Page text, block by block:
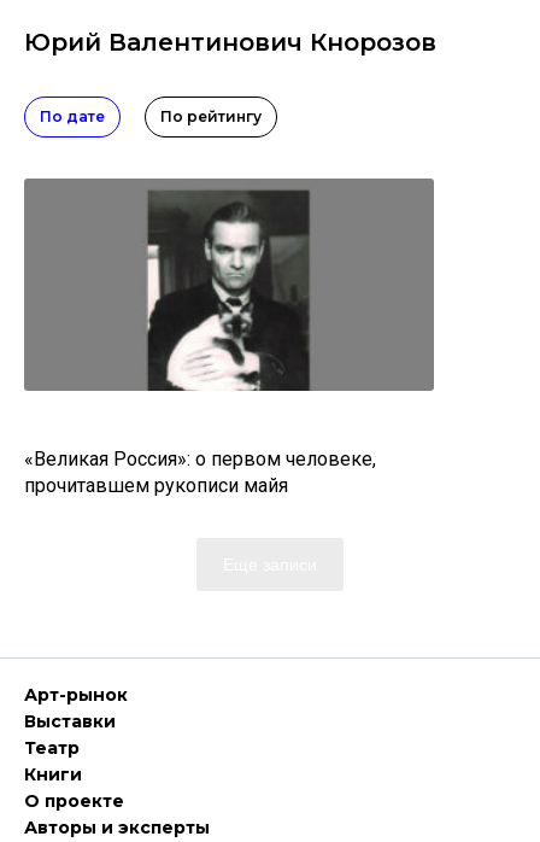
Юрий Валентинович Кнорозов
По дате По рейтингу
«Великая Россия»: о первом человеке,
прочитавшем рукописи майя
Арт-рынок
Выставки
Театр
Книги
О проекте
Авторы и эксперты